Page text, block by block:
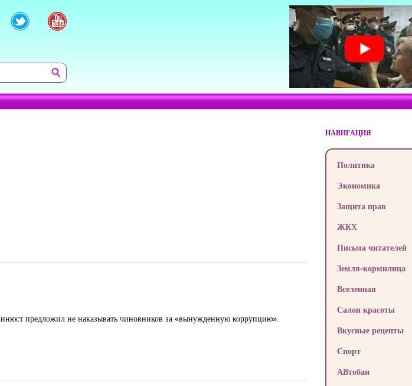
предложил не наказывать чиновников за «вынужденную коррупцию».
НАВИГАЦИЯ
Политика
Экономика
Защита прав
ЖКХ
Письма читателей
Земля-кормилица
Вселенная
Салон красоты
Вкусные рецепты
Спорт
АВтобан